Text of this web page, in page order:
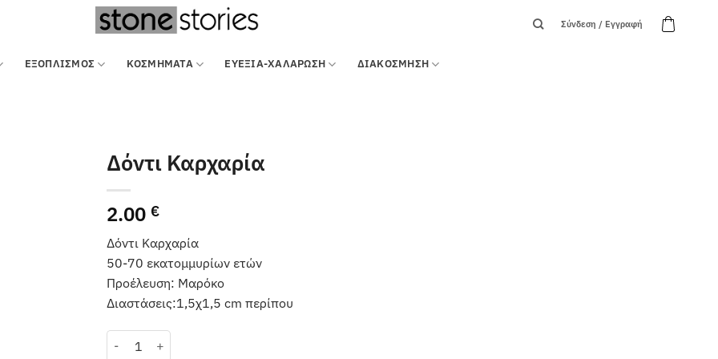
Σύνδεση / Εγγραφή
ΕΞΟΠΛΙΣΜΌΣ ΚΟΣΜΗΜΑΤΑ ΕΥΕΞΙΑ-ΧΑΛΑΡΩΣΗ ΔΙΑΚΟΣΜΗΣΗ
Δόντι Καρχαρία
2.00 €
Δόντι Καρχαρία
50-70 εκατομμυρίων ετών
Προέλευση: Μαρόκο
Διαστάσεις:1,5χ1,5 cm περίπου